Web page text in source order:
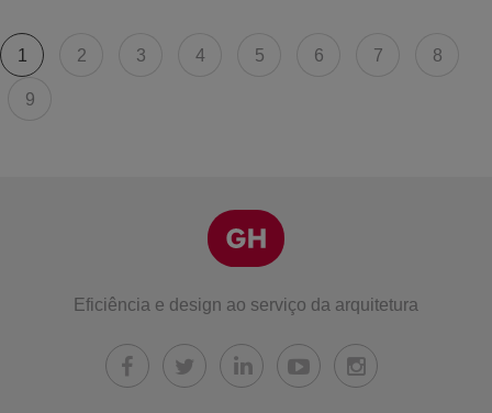
Paginação
Página
atual
1 Página
2 Página
3 Página
4 Página
5 Página
6 Página
7 Página
8
Página
9
Eficiência e design ao serviço da arquitetura